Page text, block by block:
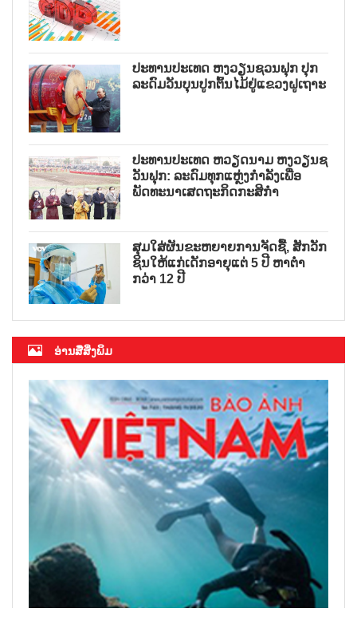
ປະທານປະເທດ ຫງວຽນຊວນຟຸກ ປຸກ
ລະດົມວັນບຸນປູກຕົ້ນໄມ້ຢູ່ແຂວງຝູເຖາະ
ປະທານປະເທດ ຫວຽດນາມ ຫງວຽນຊ
ວັນຟຸກ: ລະດົມທຸກແຫຼ່ງກຳລັງເພື່ອ
ພັດທະນາເສດຖະກິດກະສິກຳ
ສຸມໃສ່ຜັນຂະຫຍາຍການຈັດຊື້, ສັກວັກ
ຊິນໃຫ້ແກ່ເດັກອາຍຸແຕ່ 5 ປີ ຫາຕ່ຳ
ກວ່າ 12 ປີ
ອ່ານສື່ສິ່ງພິມ